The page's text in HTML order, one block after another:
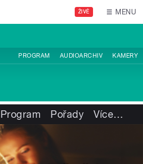
ŽIVĚ MENU
PROGRAM AUDIOARCHIV KAMERY
Program Pořady Více…